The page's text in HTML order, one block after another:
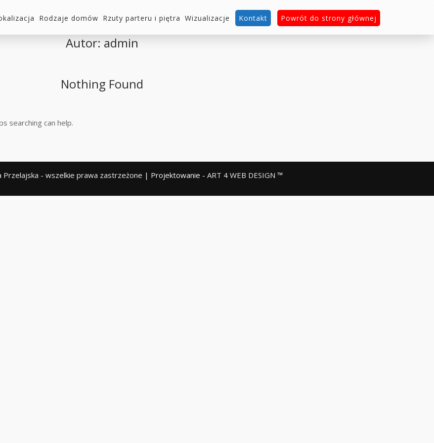
Rodzaje domów Rzuty parteru i piętra Wizualizacje Kontakt Powrót do strony głównej
Autor: admin
Nothing Found
searching can help.
- wszelkie prawa zastrzeżone | Projektowanie - ART 4 WEB DESIGN ™